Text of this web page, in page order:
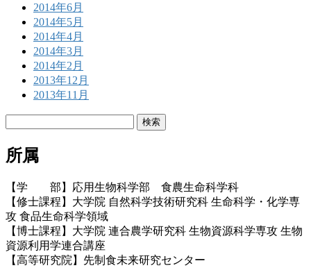
2014年6月
2014年5月
2014年4月
2014年3月
2014年2月
2013年12月
2013年11月
所属
【学 部】応用生物科学部 食農生命科学科
【修士課程】大学院 自然科学技術研究科 生命科学・化学専
攻 食品生命科学領域
【博士課程】大学院 連合農学研究科 生物資源科学専攻 生物
資源利用学連合講座
【高等研究院】先制食未来研究センター